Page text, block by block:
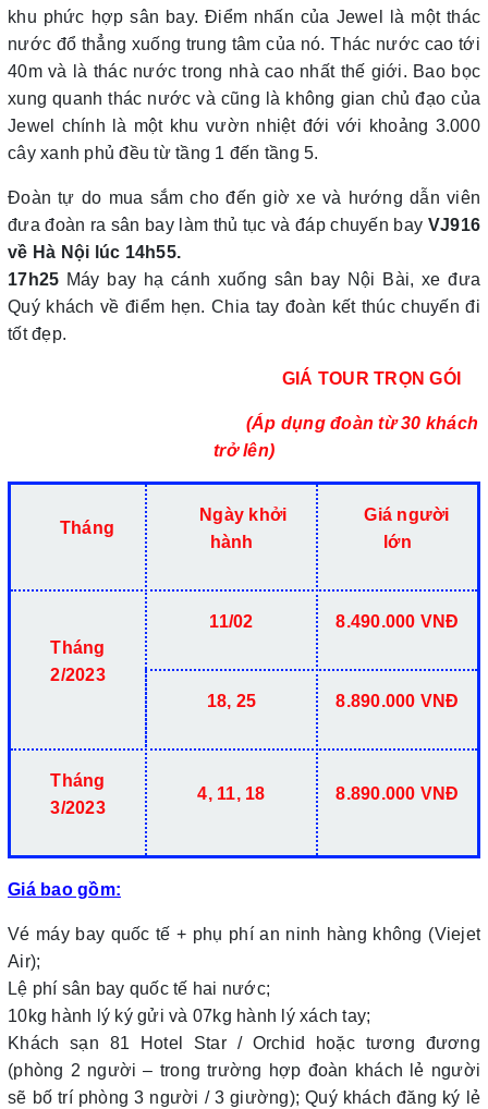
khu phức hợp sân bay. Điểm nhấn của Jewel là một thác
nước đổ thẳng xuống trung tâm của nó. Thác nước cao tới
40m và là thác nước trong nhà cao nhất thế giới. Bao bọc
xung quanh thác nước và cũng là không gian chủ đạo của
Jewel chính là một khu vườn nhiệt đới với khoảng 3.000
cây xanh phủ đều từ tầng 1 đến tầng 5.
Đoàn tự do mua sắm cho đến giờ xe và hướng dẫn viên
đưa đoàn ra sân bay làm thủ tục và đáp chuyến bay VJ916
về Hà Nội lúc 14h55.
17h25 Máy bay hạ cánh xuống sân bay Nội Bài, xe đưa
Quý khách về điểm hẹn. Chia tay đoàn kết thúc chuyến đi
tốt đẹp.
GIÁ TOUR TRỌN GÓI
(Áp dụng đoàn từ 30 khách
trở lên)
Tháng
Ngày khởi
hành
Giá người
lớn
Tháng
2/2023
11/02 8.490.000 VNĐ
18, 25 8.890.000 VNĐ
Tháng
3/2023
4, 11, 18 8.890.000 VNĐ
Giá bao gồm:
Vé máy bay quốc tế + phụ phí an ninh hàng không (Viejet
Air);
Lệ phí sân bay quốc tế hai nước;
10kg hành lý ký gửi và 07kg hành lý xách tay;
Khách sạn 81 Hotel Star / Orchid hoặc tương đương
(phòng 2 người – trong trường hợp đoàn khách lẻ người
sẽ bố trí phòng 3 người / 3 giường); Quý khách đăng ký lẻ